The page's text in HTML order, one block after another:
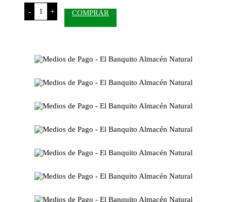
-
Lilen
Tallarines
Morrón
Grs
+ COMPRAR